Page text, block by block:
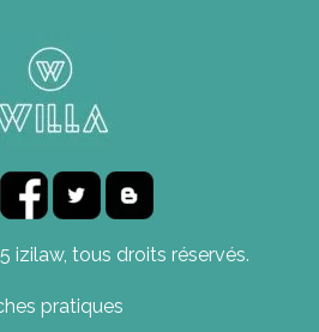
izilaw, tous droits réservés.
pratiques